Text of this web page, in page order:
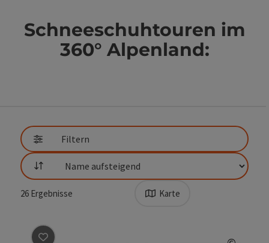
Schneeschuhtouren im
360° Alpenland:
Filtern
Sortierung
26 Ergebnisse Karte
Beitrag merken : Almenweg Schneeschuhtour